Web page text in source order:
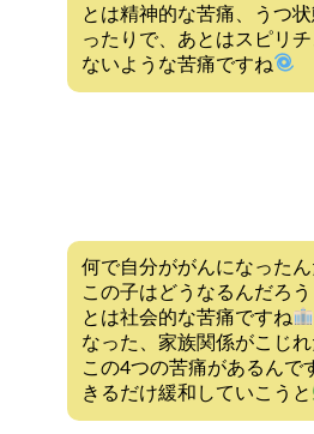
とは精神的な苦痛、うつ
ったりで、あとはスピリ
ないような苦痛ですね
何で自分ががんになったん
この子はどうなるんだろ
とは社会的な苦痛ですね
なった、家族関係がこじ
この4つの苦痛があるんで
きるだけ緩和していこうと